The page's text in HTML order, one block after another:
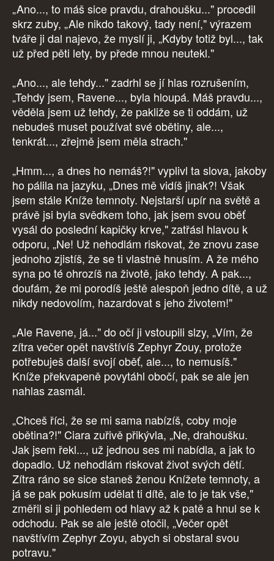
„Ano..., to máš sice pravdu, drahoušku..." procedil
skrz zuby, „Ale nikdo takový, tady není," výrazem
tváře ji dal najevo, že myslí ji, „Kdyby totiž byl..., tak
už před pěti lety, by přede mnou neutekl."
„Ano..., ale tehdy..." zadrhl se jí hlas rozrušením,
„Tehdy jsem, Ravene..., byla hloupá. Máš pravdu...,
věděla jsem už tehdy, že pakliže se ti oddám, už
nebudeš muset používat své obětiny, ale...,
tenkrát..., zřejmě jsem měla strach."
„Hmm..., a dnes ho nemáš?!" vyplivl ta slova, jakoby
ho pálila na jazyku, „Dnes mě vidíš jinak?! Však
jsem stále Kníže temnoty. Nejstarší upír na světě a
právě jsi byla svědkem toho, jak jsem svou oběť
vysál do poslední kapičky krve," zatřásl hlavou k
odporu, „Ne! Už nehodlám riskovat, že znovu zase
jednoho zjistíš, že se ti vlastně hnusím. A že mého
syna po té ohrozíš na životě, jako tehdy. A pak...,
doufám, že mi porodíš ještě alespoň jedno dítě, a už
nikdy nedovolím, hazardovat s jeho životem!"
„Ale Ravene, já..." do očí ji vstoupili slzy, „Vím, že
zítra večer opět navštívíš Zephyr Zouy, protože
potřebuješ další svojí oběť, ale..., to nemusíš."
Kníže překvapeně povytáhl obočí, pak se ale jen
nahlas zasmál.
„Chceš říci, že se mi sama nabízíš, coby moje
obětina?!" Ciara zuřivě přikývla, „Ne, drahoušku.
Jak jsem řekl..., už jednou ses mi nabídla, a jak to
dopadlo. Už nehodlám riskovat život svých dětí.
Zítra ráno se sice staneš ženou Knížete temnoty, a
já se pak pokusím udělat ti dítě, ale to je tak vše,"
změřil si ji pohledem od hlavy až k patě a hnul se k
odchodu. Pak se ale ještě otočil, „Večer opět
navštívím Zephyr Zoyu, abych si obstaral svou
potravu."